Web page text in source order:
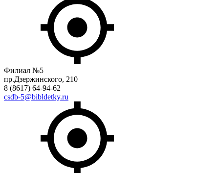
Филиал №5
пр.Дзержинского, 210
8 (8617) 64-94-62
csdb-5@bibldetky.ru